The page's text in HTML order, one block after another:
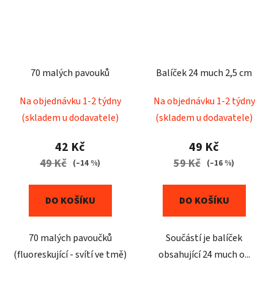
70 malých pavouků
Na objednávku 1-2 týdny
(skladem u dodavatele)
42 Kč
49 Kč (–14 %)
DO KOŠÍKU
70 malých pavoučků
(fluoreskující - svítí ve tmě)
Balíček 24 much 2,5 cm
Na objednávku 1-2 týdny
(skladem u dodavatele)
49 Kč
59 Kč (–16 %)
DO KOŠÍKU
Součástí je balíček
obsahující 24 much o...